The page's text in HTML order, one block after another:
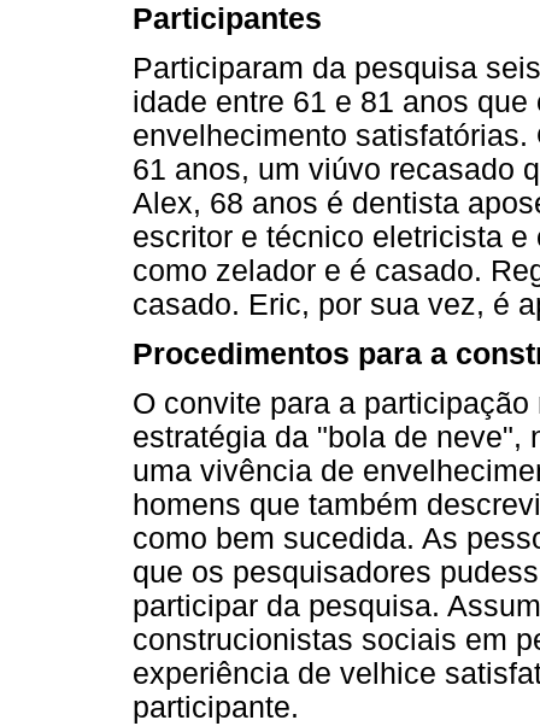
Participantes
Participaram da pesquisa
idade entre 61 e 81 anos
envelhecimento
61 anos, um viúvo recasado
Alex, 68 anos é dentista
escritor e técnico eletricista
como zelador e é casado.
casado. Eric, por sua vez, é
Procedimentos para a
O convite para a
estratégia da "bola de neve",
uma vivência de
homens que também
como bem sucedida. As
que os pesquisadores
participar da pesquisa.
construcionistas sociais em
experiência de velhice
participante.